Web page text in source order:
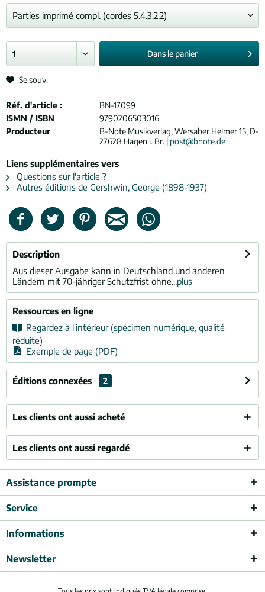
Dans le panier
Se souv.
Réf. d'article :
BN-17099
ISMN / ISBN
9790206503016
Producteur
B-Note Musikverlag, Wersaber Helmer 15, D-
27628 Hagen i. Br. | post@bnote.de
Liens supplémentaires vers
Questions sur l'article ?
Autres éditions de Gershwin, George (1898-1937)
Description
Aus dieser Ausgabe kann in Deutschland und anderen
Ländern mit 70-jähriger Schutzfrist ohne...plus
Ressources en ligne
Regardez à l'intérieur (spécimen numérique, qualité
réduite)
Exemple de page (PDF)
Éditions connexées 2
Les clients ont aussi acheté
Les clients ont aussi regardé
Assistance prompte
Service
Informations
Newsletter